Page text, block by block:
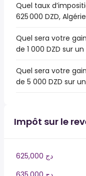
Quel taux
625 000 DZD,
Quel sera votre
de 1 000 DZD sur
Quel sera votre
de 5 000 DZD sur
Impôt sur le
625,000 دج